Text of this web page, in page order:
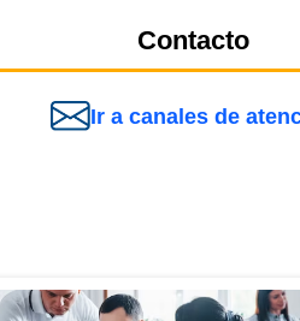
Contacto
Ir a canales de